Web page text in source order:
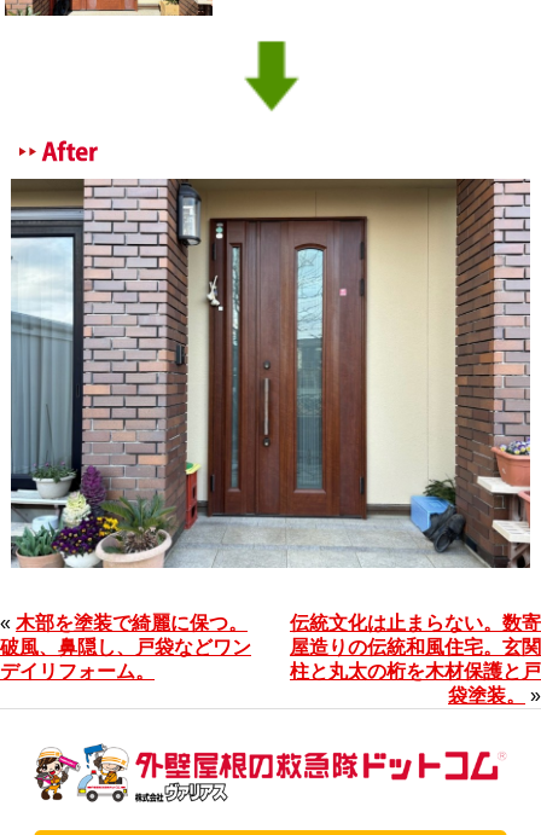
« 木部を塗装で綺麗に保つ。
破風、鼻隠し、戸袋などワン
デイリフォーム。
伝統文化は止まらない。数寄
屋造りの伝統和風住宅。玄関
柱と丸太の桁を木材保護と戸
袋塗装。
»